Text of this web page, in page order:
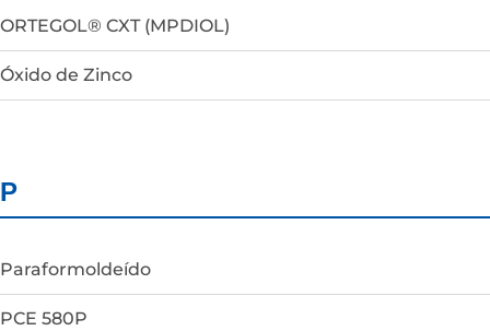
ORTEGOL® CXT (MPDIOL)
Óxido de Zinco
P
Paraformoldeído
PCE 580P